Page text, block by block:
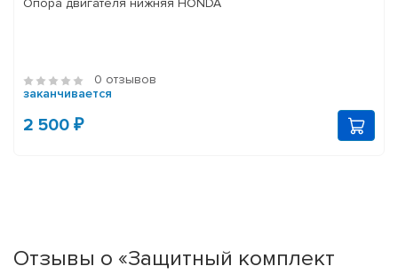
Опора двигателя нижняя HONDA
0 отзывов
заканчивается
2 500 ₽
Отзывы о «Защитный комплект